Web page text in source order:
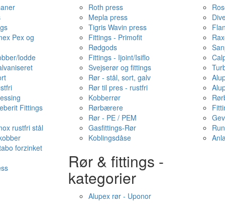
Pex og
lodde
Fittings
rustfri stål
forzinket
Roth press
Mepla press
Tigris Wavin press
Fittings - Primofit
Rødgods
Fittings - Ijoint/Isiflo
Svejserør og fittings
Rør - stål, sort, galv
Rør til pres - rustfri
Kobberrør
Rørbærere
Rør - PE / PEM
Gasfittings-Rør
Koblingsdåse
Rør & fittings -
kategorier
Alupex rør - Uponor